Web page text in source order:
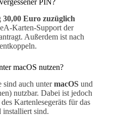
PIN?
30,00 Euro zuzüglich
Karten-Support der
Außerdem ist nach
macOS nutzen?
auch untermacOS und
nutzbar. Dabei ist jedoch
Kartenlesegeräts für das
installiert sind.